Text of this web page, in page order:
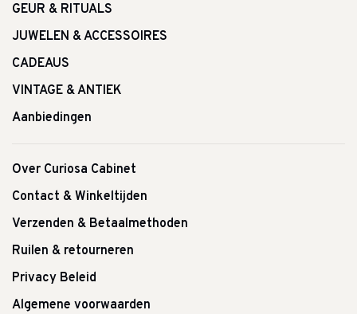
GEUR & RITUALS
JUWELEN & ACCESSOIRES
CADEAUS
VINTAGE & ANTIEK
Aanbiedingen
Over Curiosa Cabinet
Contact & Winkeltijden
Verzenden & Betaalmethoden
Ruilen & retourneren
Privacy Beleid
Algemene voorwaarden